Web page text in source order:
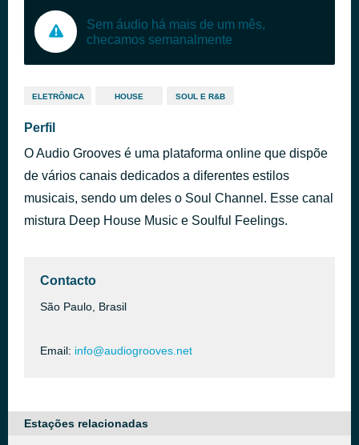
Sem áudio há mais de um mês,
checamos semanalmente
ELETRÔNICA HOUSE SOUL E R&B
Perfil
O Audio Grooves é uma plataforma online que dispõe
de vários canais dedicados a diferentes estilos
musicais, sendo um deles o Soul Channel. Esse canal
mistura Deep House Music e Soulful Feelings.
Contacto
São Paulo, Brasil
Email: info@audiogrooves.net
Estações relacionadas